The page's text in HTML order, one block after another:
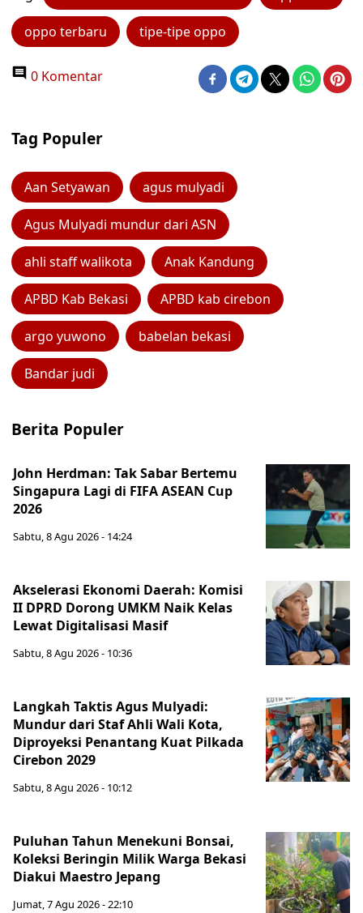
oppo terbaru tipe-tipe oppo
0 Komentar
Tag Populer
Aan Setyawan agus mulyadi
Agus Mulyadi mundur dari ASN
ahli staff walikota Anak Kandung
APBD Kab Bekasi APBD kab cirebon
argo yuwono babelan bekasi
Bandar judi
Berita Populer
John Herdman: Tak Sabar Bertemu
Singapura Lagi di FIFA ASEAN Cup
2026
Sabtu, 8 Agu 2026 - 14:24
Akselerasi Ekonomi Daerah: Komisi
II DPRD Dorong UMKM Naik Kelas
Lewat Digitalisasi Masif
Sabtu, 8 Agu 2026 - 10:36
Langkah Taktis Agus Mulyadi:
Mundur dari Staf Ahli Wali Kota,
Diproyeksi Penantang Kuat Pilkada
Cirebon 2029
Sabtu, 8 Agu 2026 - 10:12
Puluhan Tahun Menekuni Bonsai,
Koleksi Beringin Milik Warga Bekasi
Diakui Maestro Jepang
Jumat, 7 Agu 2026 - 22:10